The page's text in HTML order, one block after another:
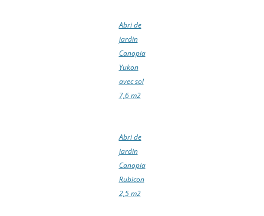
Abri de
jardin
Canopia
Yukon
avec sol
7,6 m2
Abri de
jardin
Canopia
Rubicon
2,5 m2